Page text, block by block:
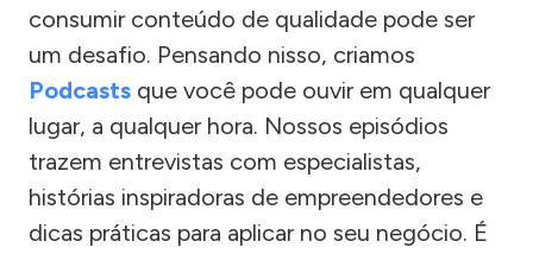
consumir conteúdo de qualidade pode ser
um desafio. Pensando nisso, criamos
Podcasts que você pode ouvir em qualquer
lugar, a qualquer hora. Nossos episódios
trazem entrevistas com especialistas,
histórias inspiradoras de empreendedores e
dicas práticas para aplicar no seu negócio. É